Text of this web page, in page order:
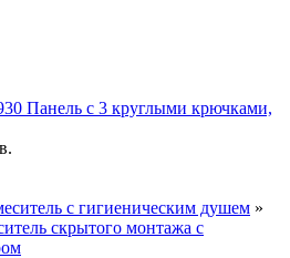
Панель с 3 круглыми крючками,
с гигиеническим душем »
скрытого монтажа с